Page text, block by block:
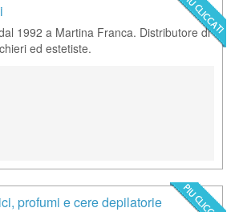
1992 a Martina Franca. Distributore di
ed estetiste.
profumi e cere depilatorie